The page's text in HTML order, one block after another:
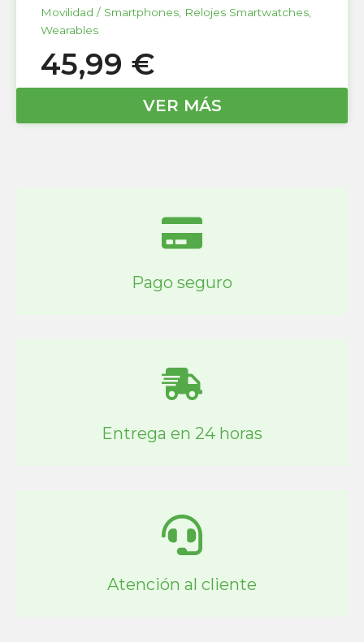
Movilidad / Smartphones, Relojes Smartwatches,
Wearables
45,99 €
VER MÁS
Pago seguro
Entrega en 24 horas
Atención al cliente